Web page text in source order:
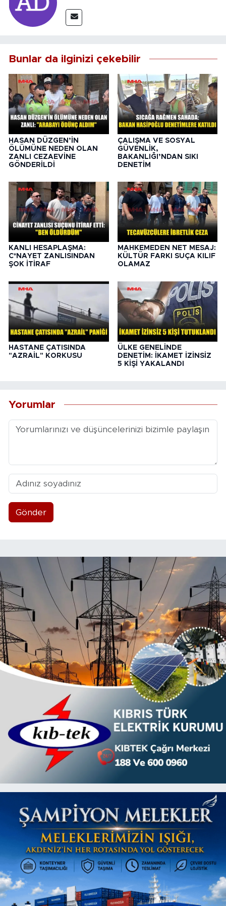
Bunlar da ilginizi çekebilir
HASAN DÜZGEN’İN
ÖLÜMÜNE NEDEN OLAN
ZANLI CEZAEVİNE
GÖNDERİLDİ
ÇALIŞMA VE SOSYAL
GÜVENLİK,
BAKANLIĞI’NDAN SIKI
DENETİM
KANLI HESAPLAŞMA:
C*NAYET ZANLISINDAN
ŞOK İTİRAF
MAHKEMEDEN NET MESAJ:
KÜLTÜR FARKI SUÇA KILIF
OLAMAZ
HASTANE ÇATISINDA
"AZRAİL" KORKUSU
ÜLKE GENELİNDE
DENETİM: İKAMET İZİNSİZ
5 KİŞİ YAKALANDI
Yorumlar
Gönder